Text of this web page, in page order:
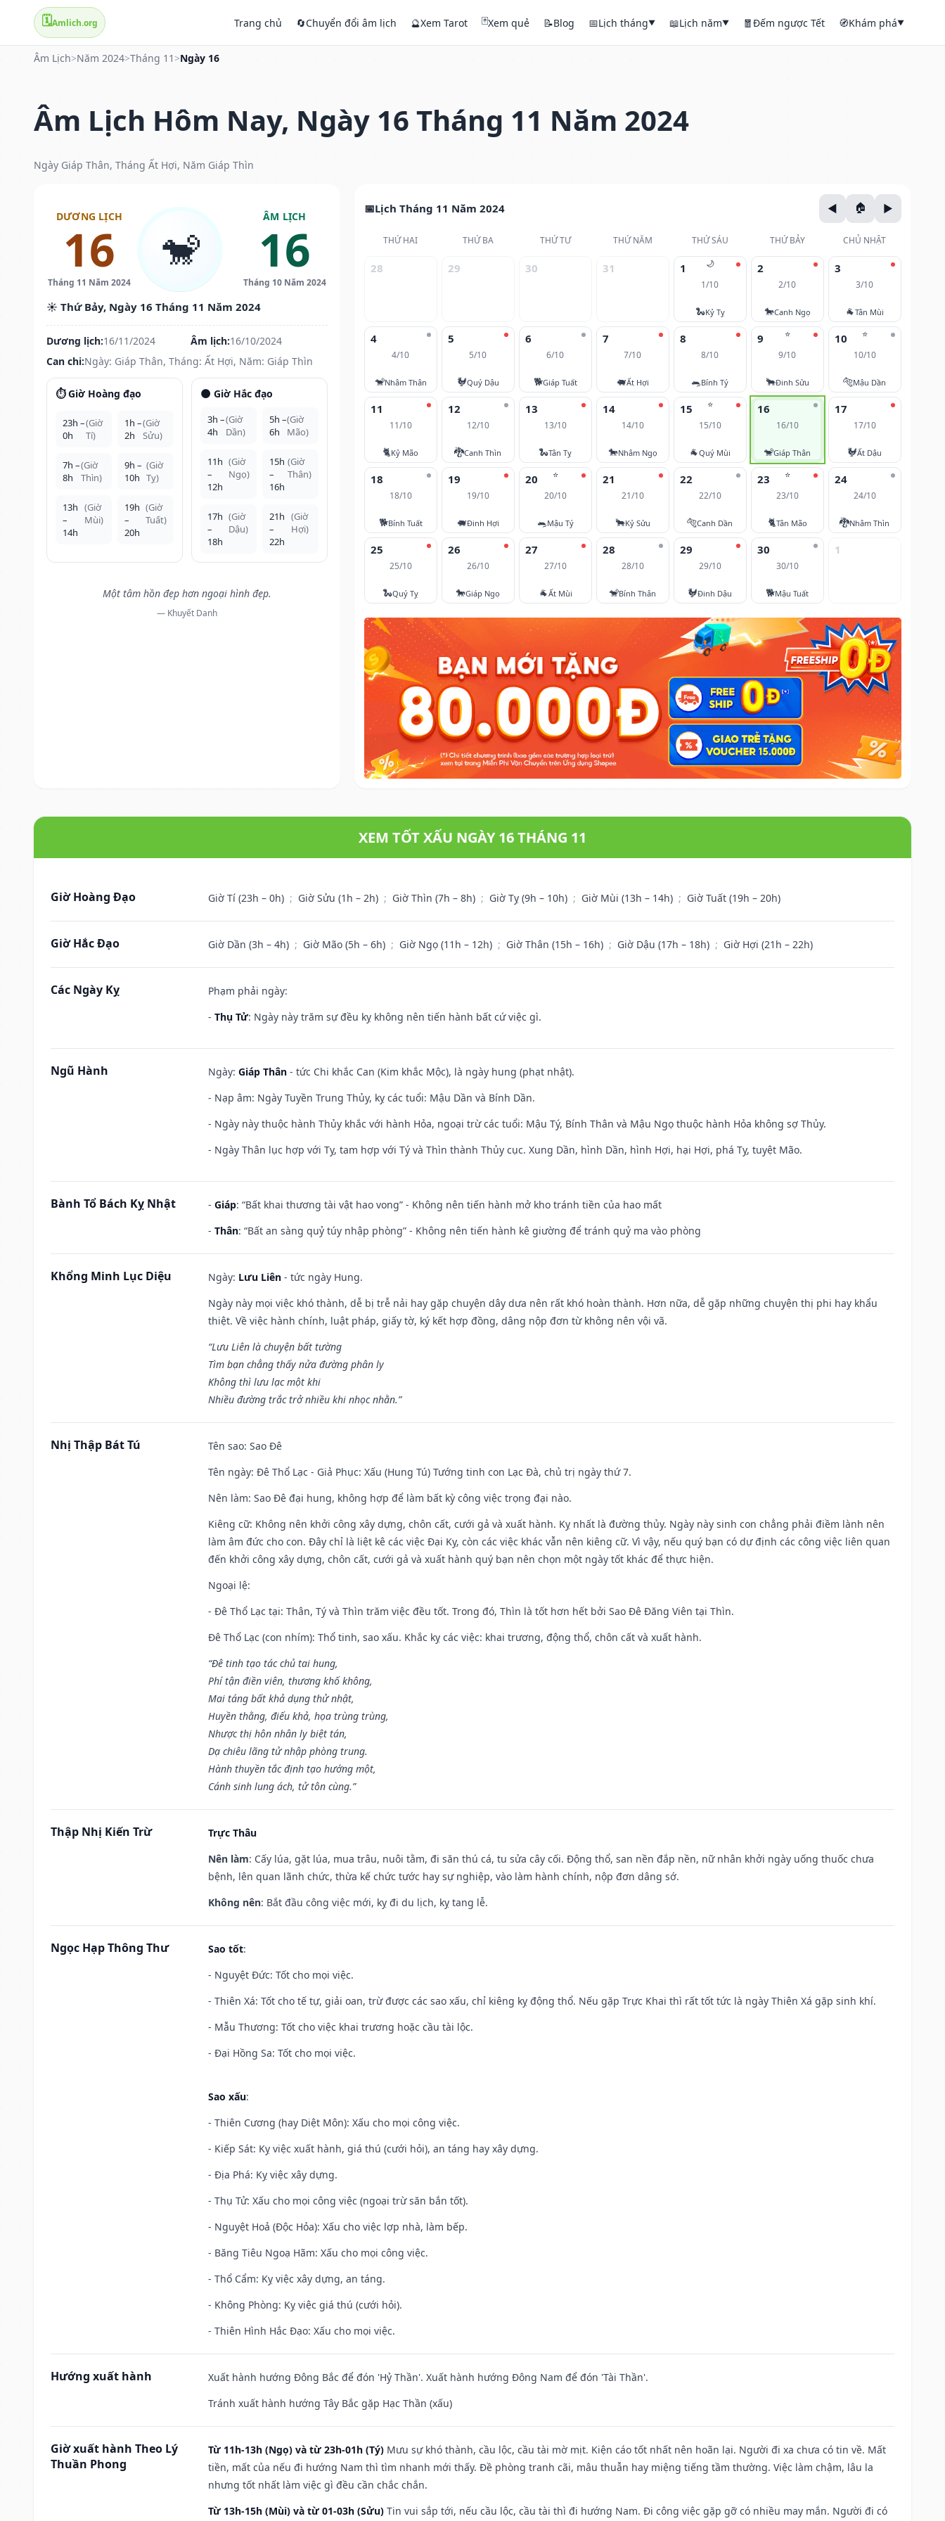
🗓️Amlich.org Trang chủ 🔄Chuyển đổi âm lịch 🔮Xem Tarot 🃏Xem quẻ 📝Blog 📅Lịch tháng▼ 📖Lịch năm▼ 🧧Đếm ngược Tết 🧭Khám phá▼
Âm Lịch>Năm 2024>Tháng 11 >Ngày 16
Âm Lịch Hôm Nay, Ngày 16 Tháng 11 Năm 2024
Ngày Giáp Thân, Tháng Ất Hợi, Năm Giáp Thìn
DƯƠNG LỊCH
16
Tháng 11 Năm 2024
🐒
ÂM LỊCH
16
Tháng 10 Năm 2024
☀️ Thứ Bảy, Ngày 16 Tháng 11 Năm 2024
Dương lịch:16/11/2024 Âm lịch:16/10/2024
Can chi:Ngày: Giáp Thân, Tháng: Ất Hợi, Năm: Giáp Thìn
⏱️ Giờ Hoàng đạo
23h –
0h
(Giờ
Tí)
1h –
2h
(Giờ
Sửu)
7h –
8h
(Giờ
Thìn)
9h –
10h
(Giờ
Tỵ)
13h
–
14h
(Giờ
Mùi)
19h
–
20h
(Giờ
Tuất)
🌑 Giờ Hắc đạo
3h –
4h
(Giờ
Dần)
5h –
6h
(Giờ
Mão)
11h
–
12h
(Giờ
Ngọ)
15h
–
16h
(Giờ
Thân)
17h
–
18h
(Giờ
Dậu)
21h
–
22h
(Giờ
Hợi)
Một tâm hồn đẹp hơn ngoại hình đẹp.
— Khuyết Danh
Lịch Tháng 11 Năm 2024
THỨ HAI THỨ BA THỨ TƯ THỨ NĂM THỨ SÁU THỨ BẢY CHỦ NHẬT
28 29 30 31 🌙
1
1/10
🐍Kỷ Tỵ
2
2/10
🐎Canh Ngọ
3
3/10
🐐Tân Mùi
4
4/10
🐒Nhâm Thân
5
5/10
🐓Quý Dậu
6
6/10
🐕Giáp Tuất
7
7/10
🐖Ất Hợi
8
8/10
🐀Bính Tý
⭐
9
9/10
🐂Đinh Sửu
⭐
10
10/10
🐅Mậu Dần
11
11/10
🐈Kỷ Mão
12
12/10
🐉Canh Thìn
13
13/10
🐍Tân Tỵ
14
14/10
🐎Nhâm Ngọ
⭐
15
15/10
🐐Quý Mùi
16
16/10
🐒Giáp Thân
17
17/10
🐓Ất Dậu
18
18/10
🐕Bính Tuất
19
19/10
🐖Đinh Hợi
⭐
20
20/10
🐀Mậu Tý
21
21/10
🐂Kỷ Sửu
22
22/10
🐅Canh Dần
⭐
23
23/10
🐈Tân Mão
24
24/10
🐉Nhâm Thìn
25
25/10
🐍Quý Tỵ
26
26/10
🐎Giáp Ngọ
27
27/10
🐐Ất Mùi
28
28/10
🐒Bính Thân
29
29/10
🐓Đinh Dậu
30
30/10
🐕Mậu Tuất
1
XEM TỐT XẤU NGÀY 16 THÁNG 11
Giờ Hoàng Đạo Giờ Tí (23h – 0h) ; Giờ Sửu (1h – 2h) ; Giờ Thìn (7h – 8h) ; Giờ Tỵ (9h – 10h) ; Giờ Mùi (13h – 14h) ; Giờ Tuất (19h – 20h)
Giờ Hắc Đạo Giờ Dần (3h – 4h) ; Giờ Mão (5h – 6h) ; Giờ Ngọ (11h – 12h) ; Giờ Thân (15h – 16h) ; Giờ Dậu (17h – 18h) ; Giờ Hợi (21h – 22h)
Các Ngày Kỵ
Phạm phải ngày:
- Thụ Tử: Ngày này trăm sự đều kỵ không nên tiến hành bất cứ việc gì.
Ngũ Hành Ngày: Giáp Thân - tức Chi khắc Can (Kim khắc Mộc), là ngày hung (phạt nhật).
- Nạp âm: Ngày Tuyền Trung Thủy, kỵ các tuổi: Mậu Dần và Bính Dần.
- Ngày này thuộc hành Thủy khắc với hành Hỏa, ngoại trừ các tuổi: Mậu Tý, Bính Thân và Mậu Ngọ thuộc hành Hỏa không sợ Thủy.
- Ngày Thân lục hợp với Tỵ, tam hợp với Tý và Thìn thành Thủy cục. Xung Dần, hình Dần, hình Hợi, hại Hợi, phá Tỵ, tuyệt Mão.
Bành Tổ Bách Kỵ Nhật - Giáp: “Bất khai thương tài vật hao vong” - Không nên tiến hành mở kho tránh tiền của hao mất
- Thân: “Bất an sàng quỷ túy nhập phòng” - Không nên tiến hành kê giường để tránh quỷ ma vào phòng
Khổng Minh Lục Diệu Ngày: Lưu Liên - tức ngày Hung.
Ngày này mọi việc khó thành, dễ bị trễ nải hay gặp chuyện dây dưa nên rất khó hoàn thành. Hơn nữa, dễ gặp những chuyện thị phi hay khẩu
thiệt. Về việc hành chính, luật pháp, giấy tờ, ký kết hợp đồng, dâng nộp đơn từ không nên vội vã.
“Lưu Liên là chuyện bất tường
Tìm bạn chẳng thấy nửa đường phân ly
Không thì lưu lạc một khi
Nhiều đường trắc trở nhiều khi nhọc nhằn.”
Nhị Thập Bát Tú Tên sao: Sao Đê
Tên ngày: Đê Thổ Lạc - Giả Phục: Xấu (Hung Tú) Tướng tinh con Lạc Đà, chủ trị ngày thứ 7.
Nên làm: Sao Đê đại hung, không hợp để làm bất kỳ công việc trọng đại nào.
Kiêng cữ: Không nên khởi công xây dựng, chôn cất, cưới gả và xuất hành. Kỵ nhất là đường thủy. Ngày này sinh con chẳng phải điềm lành nên
làm âm đức cho con. Đây chỉ là liệt kê các việc Đại Kỵ, còn các việc khác vẫn nên kiêng cữ. Vì vậy, nếu quý bạn có dự định các công việc liên quan
đến khởi công xây dựng, chôn cất, cưới gả và xuất hành quý bạn nên chọn một ngày tốt khác để thực hiện.
Ngoại lệ:
- Đê Thổ Lạc tại: Thân, Tý và Thìn trăm việc đều tốt. Trong đó, Thìn là tốt hơn hết bởi Sao Đê Đăng Viên tại Thìn.
Đê Thổ Lạc (con nhím): Thổ tinh, sao xấu. Khắc kỵ các việc: khai trương, động thổ, chôn cất và xuất hành.
“Đê tinh tạo tác chủ tai hung,
Phí tận điền viên, thương khố không,
Mai táng bất khả dụng thử nhật,
Huyền thằng, điếu khả, họa trùng trùng,
Nhược thị hôn nhân ly biệt tán,
Dạ chiêu lãng tử nhập phòng trung.
Hành thuyền tắc định tạo hướng một,
Cánh sinh lung ách, tử tôn cùng.”
Thập Nhị Kiến Trừ
Trực Thâu
Nên làm: Cấy lúa, gặt lúa, mua trâu, nuôi tằm, đi săn thú cá, tu sửa cây cối. Động thổ, san nền đắp nền, nữ nhân khởi ngày uống thuốc chưa
bệnh, lên quan lãnh chức, thừa kế chức tước hay sự nghiệp, vào làm hành chính, nộp đơn dâng sớ.
Không nên: Bắt đầu công việc mới, kỵ đi du lịch, kỵ tang lễ.
Ngọc Hạp Thông Thư Sao tốt:
- Nguyệt Đức: Tốt cho mọi việc.
- Thiên Xá: Tốt cho tế tự, giải oan, trừ được các sao xấu, chỉ kiêng kỵ động thổ. Nếu gặp Trực Khai thì rất tốt tức là ngày Thiên Xá gặp sinh khí.
- Mẫu Thương: Tốt cho việc khai trương hoặc cầu tài lộc.
- Đại Hồng Sa: Tốt cho mọi việc.
Sao xấu:
- Thiên Cương (hay Diệt Môn): Xấu cho mọi công việc.
- Kiếp Sát: Kỵ việc xuất hành, giá thú (cưới hỏi), an táng hay xây dựng.
- Địa Phá: Kỵ việc xây dựng.
- Thụ Tử: Xấu cho mọi công việc (ngoại trừ săn bắn tốt).
- Nguyệt Hoả (Độc Hỏa): Xấu cho việc lợp nhà, làm bếp.
- Băng Tiêu Ngoạ Hãm: Xấu cho mọi công việc.
- Thổ Cẩm: Kỵ việc xây dựng, an táng.
- Không Phòng: Kỵ việc giá thú (cưới hỏi).
- Thiên Hình Hắc Đạo: Xấu cho mọi việc.
Hướng xuất hành
Xuất hành hướng Đông Bắc để đón 'Hỷ Thần'. Xuất hành hướng Đông Nam để đón 'Tài Thần'.
Tránh xuất hành hướng Tây Bắc gặp Hạc Thần (xấu)
Giờ xuất hành Theo Lý
Thuần Phong
Từ 11h-13h (Ngọ) và từ 23h-01h (Tý) Mưu sự khó thành, cầu lộc, cầu tài mờ mịt. Kiện cáo tốt nhất nên hoãn lại. Người đi xa chưa có tin về. Mất
tiền, mất của nếu đi hướng Nam thì tìm nhanh mới thấy. Đề phòng tranh cãi, mâu thuẫn hay miệng tiếng tầm thường. Việc làm chậm, lâu la
nhưng tốt nhất làm việc gì đều cần chắc chắn.
Từ 13h-15h (Mùi) và từ 01-03h (Sửu) Tin vui sắp tới, nếu cầu lộc, cầu tài thì đi hướng Nam. Đi công việc gặp gỡ có nhiều may mắn. Người đi có